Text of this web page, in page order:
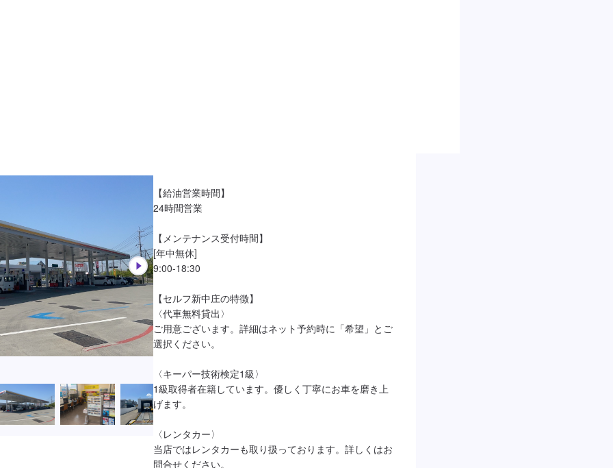
【給油営業時間】
24時間営業
【メンテナンス受付時間】
[年中無休]
9:00-18:30
【セルフ新中庄の特徴】
〈代車無料貸出〉
ご用意ございます。詳細はネット予約時に「希望」とご
選択ください。
〈キーパー技術検定1級〉
1級取得者在籍しています。優しく丁寧にお車を磨き上
げます。
〈レンタカー〉
当店ではレンタカーも取り扱っております。詳しくはお
問合せください。